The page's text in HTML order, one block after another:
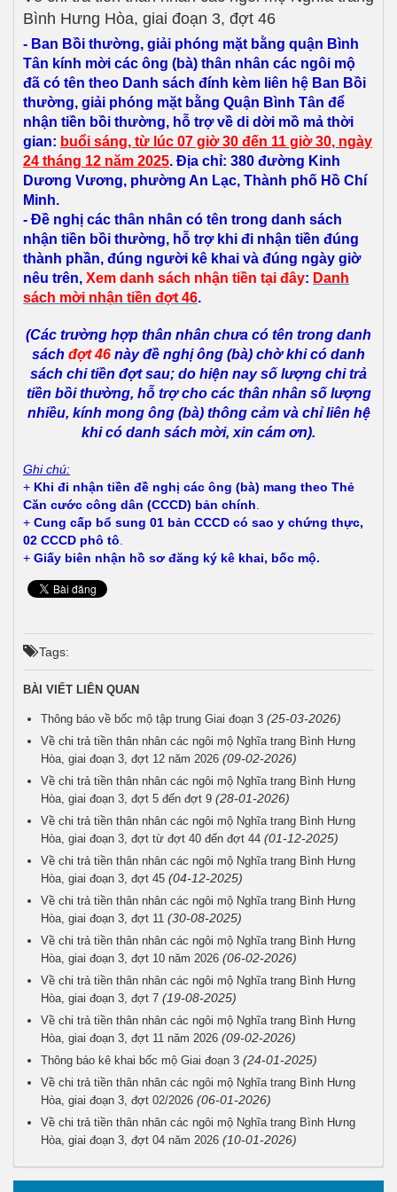
Bình Hưng Hòa, giai đoạn 3, đợt 46
- Ban Bồi thường, giải phóng mặt bằng quận Bình
Tân kính mời các ông (bà) thân nhân các ngôi mộ
đã có tên theo Danh sách đính kèm liên hệ Ban Bồi
thường, giải phóng mặt bằng Quận Bình Tân để
nhận tiền bồi thường, hỗ trợ về di dời mồ mả thời
gian: buổi sáng, từ lúc 07 giờ 30 đến 11 giờ 30, ngày
24 tháng 12 năm 2025. Địa chỉ: 380 đường Kinh
Dương Vương, phường An Lạc, Thành phố Hồ Chí
Minh.
- Đề nghị các thân nhân có tên trong danh sách
nhận tiền bồi thường, hỗ trợ khi đi nhận tiền đúng
thành phần, đúng người kê khai và đúng ngày giờ
nêu trên, Xem danh sách nhận tiền tại đây: Danh
sách mời nhận tiền đợt 46.
(Các trường hợp thân nhân chưa có tên trong danh
sách đợt 46 này đề nghị ông (bà) chờ khi có danh
sách chi tiền đợt sau; do hiện nay số lượng chi trả
tiền bồi thường, hỗ trợ cho các thân nhân số lượng
nhiều, kính mong ông (bà) thông cảm và chỉ liên hệ
khi có danh sách mời, xin cám ơn).
Ghi chú:
+ Khi đi nhận tiền đề nghị các ông (bà) mang theo Thẻ
Căn cước công dân (CCCD) bản chính
+ Cung cấp bổ sung 01 bản CCCD có sao y chứng thực,
02 CCCD phô tô
+ Giấy biên nhận hồ sơ đăng ký kê khai, bốc mộ.
Tags:
BÀI VIẾT LIÊN QUAN
Thông báo về bốc mộ tập trung Giai đoạn 3 (25-03-2026)
Về chi trả tiền thân nhân các ngôi mộ Nghĩa trang Bình Hưng
Hòa, giai đoạn 3, đợt 12 năm 2026 (09-02-2026)
Về chi trả tiền thân nhân các ngôi mộ Nghĩa trang Bình Hưng
Hòa, giai đoạn 3, đợt 5 đến đợt 9 (28-01-2026)
Về chi trả tiền thân nhân các ngôi mộ Nghĩa trang Bình Hưng
Hòa, giai đoạn 3, đợt từ đợt 40 đến đợt 44 (01-12-2025)
Về chi trả tiền thân nhân các ngôi mộ Nghĩa trang Bình Hưng
Hòa, giai đoạn 3, đợt 45 (04-12-2025)
Về chi trả tiền thân nhân các ngôi mộ Nghĩa trang Bình Hưng
Hòa, giai đoạn 3, đợt 11 (30-08-2025)
Về chi trả tiền thân nhân các ngôi mộ Nghĩa trang Bình Hưng
Hòa, giai đoạn 3, đợt 10 năm 2026 (06-02-2026)
Về chi trả tiền thân nhân các ngôi mộ Nghĩa trang Bình Hưng
Hòa, giai đoạn 3, đợt 7 (19-08-2025)
Về chi trả tiền thân nhân các ngôi mộ Nghĩa trang Bình Hưng
Hòa, giai đoạn 3, đợt 11 năm 2026 (09-02-2026)
Thông báo kê khai bốc mộ Giai đoạn 3 (24-01-2025)
Về chi trả tiền thân nhân các ngôi mộ Nghĩa trang Bình Hưng
Hòa, giai đoạn 3, đợt 02/2026 (06-01-2026)
Về chi trả tiền thân nhân các ngôi mộ Nghĩa trang Bình Hưng
Hòa, giai đoạn 3, đợt 04 năm 2026 (10-01-2026)